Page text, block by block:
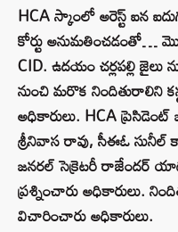
HCA స్కాంలో అరెస్ట్ ఐన
కోర్టు అనుమతించడంతో…
CID. ఉదయం చర్లపల్లి జైలు
నుంచి మరొక నిందితురాలిని
అధికారులు. HCA
శ్రీనివాస రావు, సీఈఓ సునీల్
జనరల్ సెక్రెటరీ రాజేందర్
ప్రశ్నించారు అధికారులు.
విచారించారు అధికారులు.